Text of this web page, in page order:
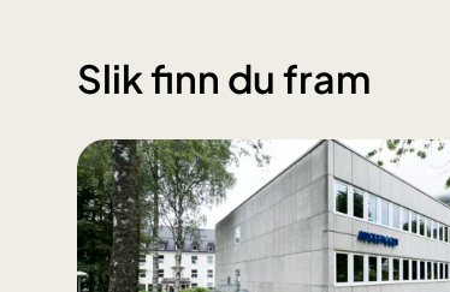
Slik finn du fram